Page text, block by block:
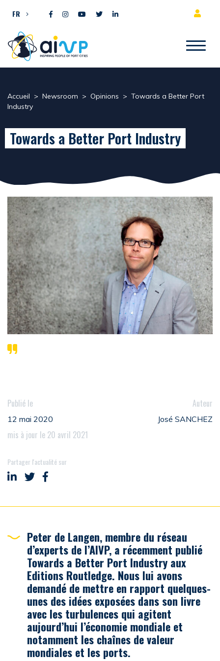
FR
Accueil > Newsroom > Opinions > Towards a Better Port
Industry
Towards a Better Port Industry
Publié le
12 mai 2020
mis à jour le 20 avril 2021
Auteur
José SANCHEZ
Partager l'actualité sur
Partager sur LinkedIn
Partager sur Twitter
Partager sur Facebook
Peter de Langen, membre du réseau
d’experts de l’AIVP, a récemment publié
Towards a Better Port Industry aux
Editions Routledge. Nous lui avons
demandé de mettre en rapport quelques-
unes des idées exposées dans son livre
avec les turbulences qui agitent
aujourd’hui l’économie mondiale et
notamment les chaînes de valeur
mondiales et les ports.